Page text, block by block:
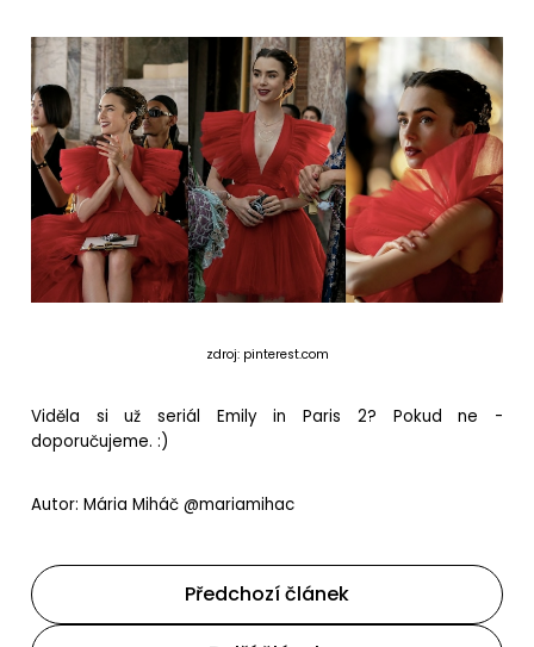
zdroj: pinterest.com
Viděla si už seriál Emily in Paris 2? Pokud ne -
doporučujeme. :)
Autor: Mária Miháč @mariamihac
Předchozí článek